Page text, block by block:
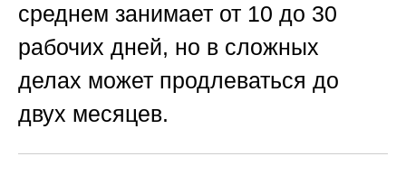
среднем занимает от 10 до 30
рабочих дней, но в сложных
делах может продлеваться до
двух месяцев.